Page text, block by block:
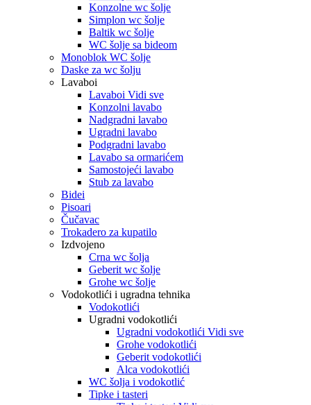
Konzolne wc šolje
Simplon wc šolje
Baltik wc šolje
WC šolje sa bideom
Monoblok WC šolje
Daske za wc šolju
Lavaboi
Lavaboi Vidi sve
Konzolni lavabo
Nadgradni lavabo
Ugradni lavabo
Podgradni lavabo
Lavabo sa ormarićem
Samostojeći lavabo
Stub za lavabo
Bidei
Pisoari
Čučavac
Trokadero za kupatilo
Izdvojeno
Crna wc šolja
Geberit wc šolje
Grohe wc šolje
Vodokotlići i ugradna tehnika
Vodokotlići
Ugradni vodokotlići
Ugradni vodokotlići Vidi sve
Grohe vodokotlići
Geberit vodokotlići
Alca vodokotlići
WC šolja i vodokotlić
Tipke i tasteri